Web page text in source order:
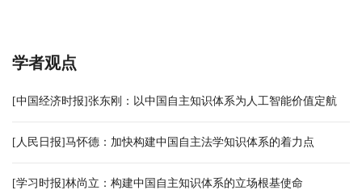
学者观点
[中国经济时报]张东刚：以中国自主知识体系为人工智能价值定航
[人民日报]马怀德：加快构建中国自主法学知识体系的着力点
[学习时报]林尚立：构建中国自主知识体系的立场根基使命